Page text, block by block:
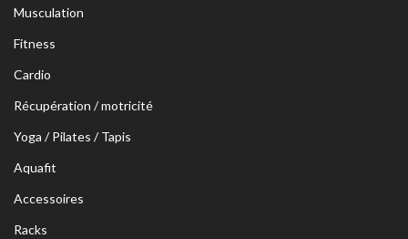
Musculation
Fitness
Cardio
Récupération / motricité
Yoga / Pilates / Tapis
Aquafit
Accessoires
Racks